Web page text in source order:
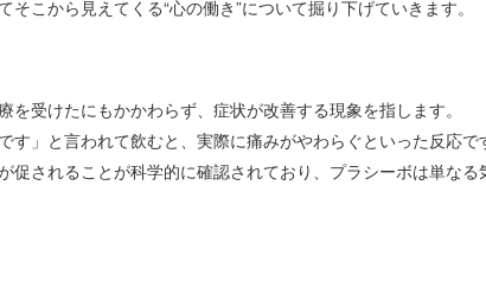
こから見えてくる“心の働き”について掘り下げていきます。
受けたにもかかわらず、症状が改善する現象を指します。
」と言われて飲むと、実際に痛みがやわらぐといった反応で
促されることが科学的に確認されており、プラシーボは単な